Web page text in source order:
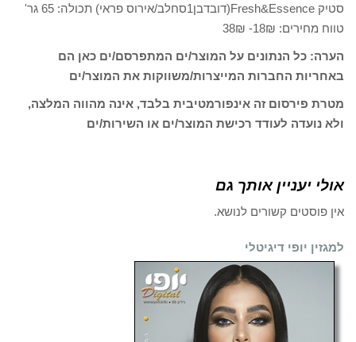
סטיק Fresh&Essence(דובדבן1סחלב/אירוס פראי) תכולה: 65 גר'
טווח מחירים: 18₪- 38₪
הערה: כל הנתונים על המוצר/ים המתפרסם/ים כאן הם
באחריות החברות המייצרות/משווקות את המוצר/ים
מטרת פירסום זה אינפורמטיבית בלבד, אינה מהווה המלצה,
ולא נועדה לעודד רכישת המוצר/ים או השירות/ים
אולי יעניין אותך גם
אין פוסטים קשורים לנושא.
למגזין יופי דיגיטלי